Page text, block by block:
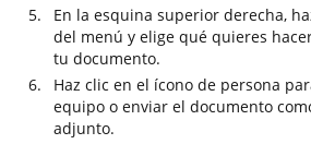
En la esquina superior derecha,
del menú y elige qué quieres
tu documento.
Haz clic en el ícono de persona
equipo o enviar el documento
adjunto.